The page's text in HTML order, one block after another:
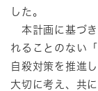
した。
本計画に基づき
れることのない
自殺対策を推進
大切に考え、共